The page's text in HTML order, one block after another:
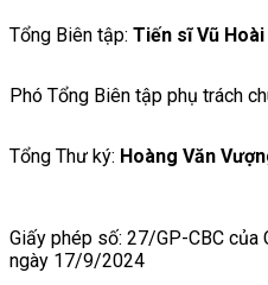
Tổng Biên tập: Tiến sĩ Vũ Hoài
Phó Tổng Biên tập phụ trách
Tổng Thư ký: Hoàng Văn
Giấy phép số: 27/GP-CBC của
ngày 17/9/2024